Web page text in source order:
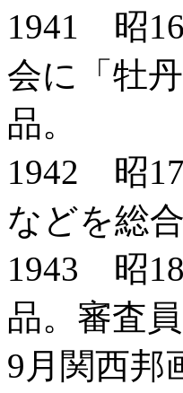
1941 昭
会に「牡
品。
1942 昭
などを総
1943 昭
品。審査
9月関西邦